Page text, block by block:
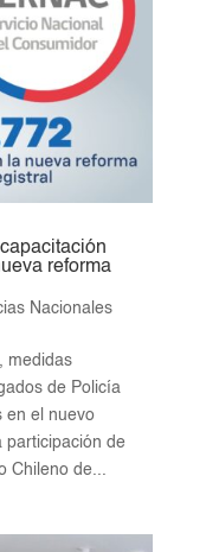
reforma
Nacionales
medidas
de Policía
en el nuevo
de
Chileno de...